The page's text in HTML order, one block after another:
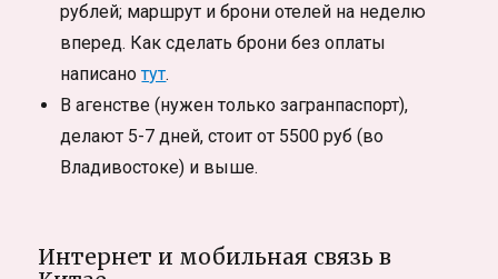
рублей; маршрут и брони отелей на неделю
вперед. Как сделать брони без оплаты
написанотут.
В агенстве (нужен только загранпаспорт),
делают 5-7 дней, стоит от 5500 руб (во
Владивостоке) и выше.
Интернет и мобильная связь в